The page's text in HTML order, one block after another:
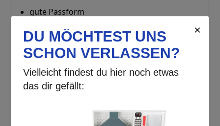
gute Passform
einfache Bedienung
Begrenzung der Lautstärke
geringes Gewicht
buntes Farbdesign
Kopfhörer für Kinder und die
Ausführungen